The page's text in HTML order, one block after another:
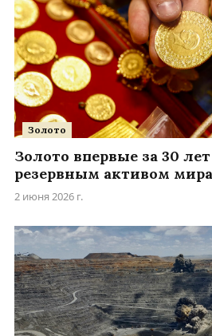
Золото
Золото впервые за 30
резервным активом
2 июня 2026 г.